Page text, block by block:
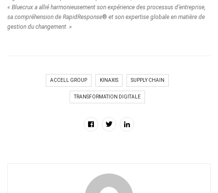
« Bluecrux a allié harmonieusement son expérience des processus d’entreprise,
sa compréhension de RapidResponse® et son expertise globale en matière de
gestion du changement. »
ACCELL GROUP KINAXIS SUPPLY CHAIN
TRANSFORMATION DIGITALE